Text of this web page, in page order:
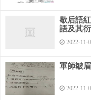
歇后語
語及其
2022-11-
軍師皺
2022-11-